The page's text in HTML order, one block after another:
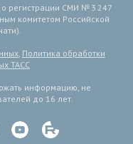
регистрации СМИ № 3 247
комитетом Российской
, Политика обработки
ТАСС
информацию, не
до 16 лет.